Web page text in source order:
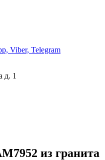
Viber, Telegram
д. 1
из гранита